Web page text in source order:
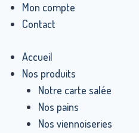
Mon compte
Contact
Accueil
Nos produits
Notre carte salée
Nos pains
Nos viennoiseries